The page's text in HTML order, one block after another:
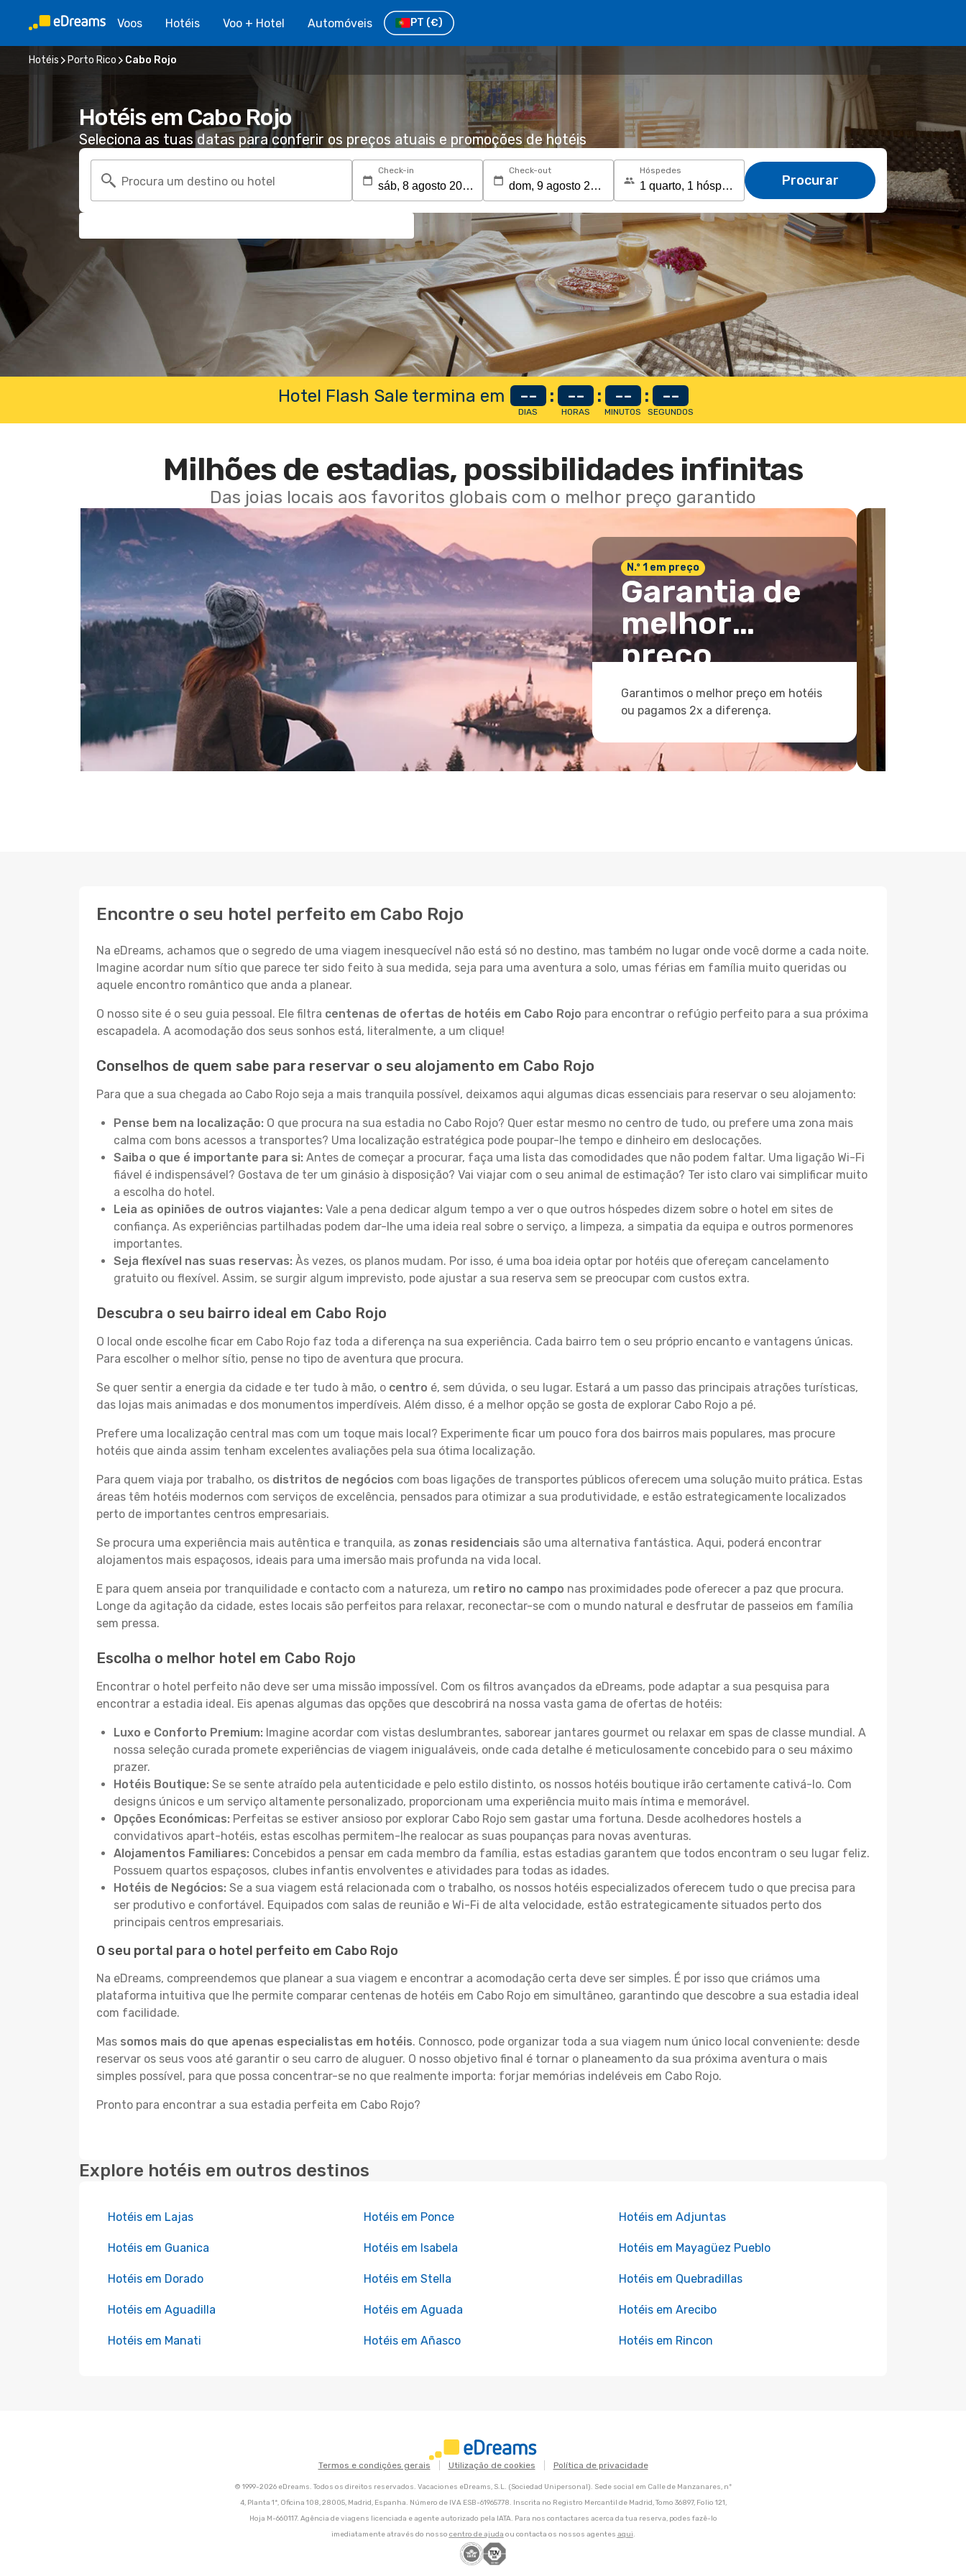
Voos Hotéis Voo + Hotel Automóveis PT (€)
Hotéis Porto Rico Cabo Rojo
Hotéis em Cabo Rojo
Seleciona as tuas datas para conferir os preços atuais e promoções de hotéis
Procura um destino ou hotel
Check-in Check-out Hóspedes
Procurar
Hotel Flash Sale termina em --
DIAS
: --
HORAS
: --
MINUTOS
: --
SEGUNDOS
Milhões de estadias, possibilidades infinitas
Das joias locais aos favoritos globais com o melhor preço garantido
N.º 1 em preço
Garantia de
melhor
preço
Garantimos o melhor preço em hotéis
ou pagamos 2x a diferença.
Encontre o seu hotel perfeito em Cabo Rojo
Na eDreams, achamos que o segredo de uma viagem inesquecível não está só no destino, mas também no lugar onde você dorme a cada noite.
Imagine acordar num sítio que parece ter sido feito à sua medida, seja para uma aventura a solo, umas férias em família muito queridas ou
aquele encontro romântico que anda a planear.
O nosso site é o seu guia pessoal. Ele filtra centenas de ofertas de hotéis em Cabo Rojo para encontrar o refúgio perfeito para a sua próxima
escapadela. A acomodação dos seus sonhos está, literalmente, a um clique!
Conselhos de quem sabe para reservar o seu alojamento em Cabo Rojo
Para que a sua chegada ao Cabo Rojo seja a mais tranquila possível, deixamos aqui algumas dicas essenciais para reservar o seu alojamento:
Pense bem na localização: O que procura na sua estadia no Cabo Rojo? Quer estar mesmo no centro de tudo, ou prefere uma zona mais
calma com bons acessos a transportes? Uma localização estratégica pode poupar-lhe tempo e dinheiro em deslocações.
Saiba o que é importante para si: Antes de começar a procurar, faça uma lista das comodidades que não podem faltar. Uma ligação Wi-Fi
fiável é indispensável? Gostava de ter um ginásio à disposição? Vai viajar com o seu animal de estimação? Ter isto claro vai simplificar muito
a escolha do hotel.
Leia as opiniões de outros viajantes: Vale a pena dedicar algum tempo a ver o que outros hóspedes dizem sobre o hotel em sites de
confiança. As experiências partilhadas podem dar-lhe uma ideia real sobre o serviço, a limpeza, a simpatia da equipa e outros pormenores
importantes.
Seja flexível nas suas reservas: Às vezes, os planos mudam. Por isso, é uma boa ideia optar por hotéis que ofereçam cancelamento
gratuito ou flexível. Assim, se surgir algum imprevisto, pode ajustar a sua reserva sem se preocupar com custos extra.
Descubra o seu bairro ideal em Cabo Rojo
O local onde escolhe ficar em Cabo Rojo faz toda a diferença na sua experiência. Cada bairro tem o seu próprio encanto e vantagens únicas.
Para escolher o melhor sítio, pense no tipo de aventura que procura.
Se quer sentir a energia da cidade e ter tudo à mão, o centro é, sem dúvida, o seu lugar. Estará a um passo das principais atrações turísticas,
das lojas mais animadas e dos monumentos imperdíveis. Além disso, é a melhor opção se gosta de explorar Cabo Rojo a pé.
Prefere uma localização central mas com um toque mais local? Experimente ficar um pouco fora dos bairros mais populares, mas procure
hotéis que ainda assim tenham excelentes avaliações pela sua ótima localização.
Para quem viaja por trabalho, os distritos de negócios com boas ligações de transportes públicos oferecem uma solução muito prática. Estas
áreas têm hotéis modernos com serviços de excelência, pensados para otimizar a sua produtividade, e estão estrategicamente localizados
perto de importantes centros empresariais.
Se procura uma experiência mais autêntica e tranquila, as zonas residenciais são uma alternativa fantástica. Aqui, poderá encontrar
alojamentos mais espaçosos, ideais para uma imersão mais profunda na vida local.
E para quem anseia por tranquilidade e contacto com a natureza, um retiro no campo nas proximidades pode oferecer a paz que procura.
Longe da agitação da cidade, estes locais são perfeitos para relaxar, reconectar-se com o mundo natural e desfrutar de passeios em família
sem pressa.
Escolha o melhor hotel em Cabo Rojo
Encontrar o hotel perfeito não deve ser uma missão impossível. Com os filtros avançados da eDreams, pode adaptar a sua pesquisa para
encontrar a estadia ideal. Eis apenas algumas das opções que descobrirá na nossa vasta gama de ofertas de hotéis:
Luxo e Conforto Premium: Imagine acordar com vistas deslumbrantes, saborear jantares gourmet ou relaxar em spas de classe mundial. A
nossa seleção curada promete experiências de viagem inigualáveis, onde cada detalhe é meticulosamente concebido para o seu máximo
prazer.
Hotéis Boutique: Se se sente atraído pela autenticidade e pelo estilo distinto, os nossos hotéis boutique irão certamente cativá-lo. Com
designs únicos e um serviço altamente personalizado, proporcionam uma experiência muito mais íntima e memorável.
Opções Económicas: Perfeitas se estiver ansioso por explorar Cabo Rojo sem gastar uma fortuna. Desde acolhedores hostels a
convidativos apart-hotéis, estas escolhas permitem-lhe realocar as suas poupanças para novas aventuras.
Alojamentos Familiares: Concebidos a pensar em cada membro da família, estas estadias garantem que todos encontram o seu lugar feliz.
Possuem quartos espaçosos, clubes infantis envolventes e atividades para todas as idades.
Hotéis de Negócios: Se a sua viagem está relacionada com o trabalho, os nossos hotéis especializados oferecem tudo o que precisa para
ser produtivo e confortável. Equipados com salas de reunião e Wi-Fi de alta velocidade, estão estrategicamente situados perto dos
principais centros empresariais.
O seu portal para o hotel perfeito em Cabo Rojo
Na eDreams, compreendemos que planear a sua viagem e encontrar a acomodação certa deve ser simples. É por isso que criámos uma
plataforma intuitiva que lhe permite comparar centenas de hotéis em Cabo Rojo em simultâneo, garantindo que descobre a sua estadia ideal
com facilidade.
Mas somos mais do que apenas especialistas em hotéis. Connosco, pode organizar toda a sua viagem num único local conveniente: desde
reservar os seus voos até garantir o seu carro de aluguer. O nosso objetivo final é tornar o planeamento da sua próxima aventura o mais
simples possível, para que possa concentrar-se no que realmente importa: forjar memórias indeléveis em Cabo Rojo.
Pronto para encontrar a sua estadia perfeita em Cabo Rojo?
Explore hotéis em outros destinos
Hotéis em Lajas Hotéis em Ponce Hotéis em Adjuntas
Hotéis em Guanica Hotéis em Isabela Hotéis em Mayagüez Pueblo
Hotéis em Dorado Hotéis em Stella Hotéis em Quebradillas
Hotéis em Aguadilla Hotéis em Aguada Hotéis em Arecibo
Hotéis em Manati Hotéis em Añasco Hotéis em Rincon
Termos e condições gerais Utilização de cookies Política de privacidade
© 1999-2026 eDreams. Todos os direitos reservados. Vacaciones eDreams, S.L. (Sociedad Unipersonal). Sede social em Calle de Manzanares, nº
4, Planta 1ª, Oficina 108, 28005, Madrid, Espanha. Número de IVA ESB-61965778. Inscrita no Registro Mercantil de Madrid, Tomo 36897, Folio 121,
Hoja M-660117. Agência de viagens licenciada e agente autorizado pela IATA. Para nos contactares acerca da tua reserva, podes fazê-lo
imediatamente através do nosso centro de ajuda ou contacta os nossos agentes aqui.